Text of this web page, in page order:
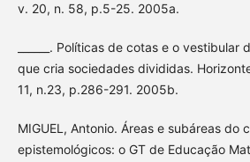
v. 20, n. 58, p.5-25. 2005a.
______. Políticas de cotas e o vestibular
que cria sociedades divididas.
11, n.23, p.286-291. 2005b.
MIGUEL, Antonio. Áreas e subáreas do
epistemológicos: o GT de Educação